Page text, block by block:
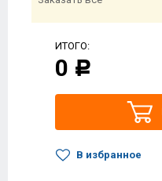
ИТОГО:
0 Р
В избранное